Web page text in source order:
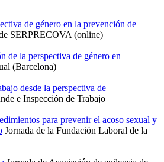
de género en la prevención de
SERPRECOVA (online)
de la perspectiva de género en
(Barcelona)
desde la perspectiva de
e Inspección de Trabajo
para prevenir el acoso sexual y
Jornada de la Fundación Laboral de la